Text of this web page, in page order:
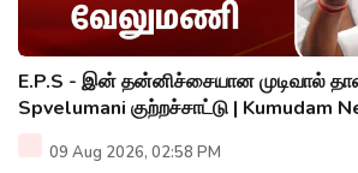
E.P.S - இன் தன்னிச்சையான முடிவால்
Spvelumani குற்றச்சாட்டு | Kumudam
09 Aug 2026, 02:58 PM